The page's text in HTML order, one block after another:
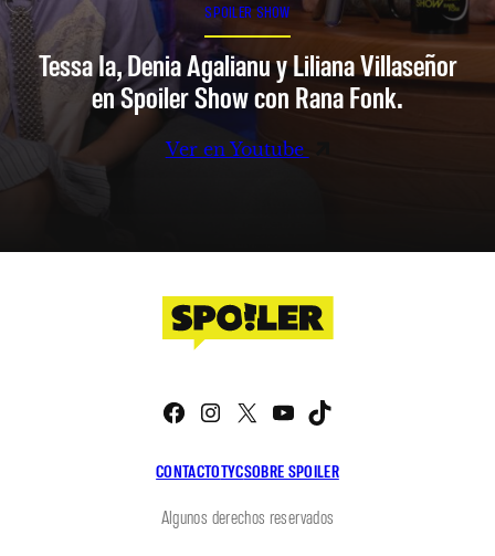
SPOILER SHOW
Tessa Ia, Denia Agalianu y Liliana Villaseñor
en Spoiler Show con Rana Fonk.
Ver en Youtube
CONTACTOTYCSOBRE SPOILER
Facebook
Instagram
X YouTube
Algunos derechos reservados